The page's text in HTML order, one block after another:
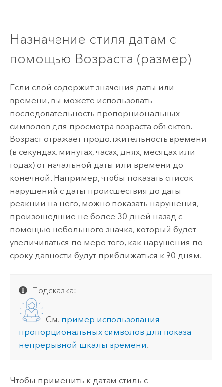
Назначение стиля датам с
помощью Возраста (размер)
Если слой содержит значения даты или
времени, вы можете использовать
последовательность пропорциональных
символов для просмотра возраста объектов.
Возраст отражает продолжительность времени
(в секундах, минутах, часах, днях, месяцах или
годах) от начальной даты или времени до
конечной. Например, чтобы показать список
нарушений с даты происшествия до даты
реакции на него, можно показать нарушения,
произошедшие не более 30 дней назад с
помощью небольшого значка, который будет
увеличиваться по мере того, как нарушения по
сроку давности будут приближаться к 90 дням.
Подсказка:
См. пример использования
пропорциональных символов для показа
непрерывной шкалы времени.
Чтобы применить к датам стиль с